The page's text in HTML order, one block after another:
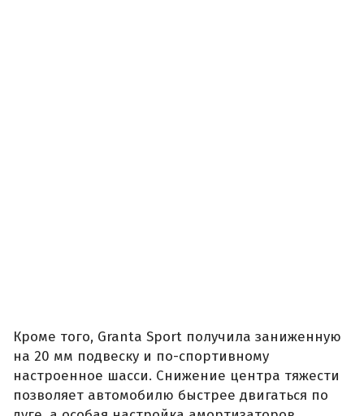
Кроме того, Granta Sport получила заниженную
на 20 мм подвеску и по-спортивному
настроенное шасси. Снижение центра тяжести
позволяет автомобилю быстрее двигаться по